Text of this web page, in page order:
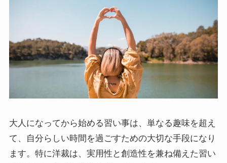
大人になってから始める習い事は、単なる趣味を超え
て、自分らしい時間を過ごすための大切な手段になり
ます。特に洋裁は、実用性と創造性を兼ね備えた習い